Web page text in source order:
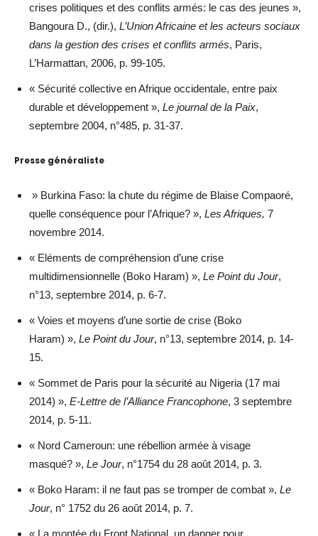
crises politiques et des conflits armés: le cas des jeunes »,
Bangoura D., (dir.), L’Union Africaine et les acteurs sociaux
dans la gestion des crises et conflits armés, Paris,
L’Harmattan, 2006, p. 99-105.
« Sécurité collective en Afrique occidentale, entre paix
durable et développement », Le journal de la Paix,
septembre 2004, n°485, p. 31-37.
Presse généraliste
» Burkina Faso: la chute du régime de Blaise Compaoré,
quelle conséquence pour l’Afrique? », Les Afriques, 7
novembre 2014.
« Eléments de compréhension d’une crise
multidimensionnelle (Boko Haram) », Le Point du Jour,
n°13, septembre 2014, p. 6-7.
« Voies et moyens d’une sortie de crise (Boko
Haram) », Le Point du Jour, n°13, septembre 2014, p. 14-
15.
« Sommet de Paris pour la sécurité au Nigeria (17 mai
2014) », E-Lettre de l’Alliance Francophone, 3 septembre
2014, p. 5-11.
« Nord Cameroun: une rébellion armée à visage
masqué? », Le Jour, n°1754 du 28 août 2014, p. 3.
« Boko Haram: il ne faut pas se tromper de combat », Le
Jour, n° 1752 du 26 août 2014, p. 7.
« La montée du Front National, un danger pour